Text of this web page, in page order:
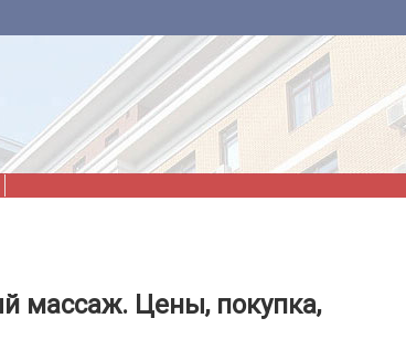
массаж. Цены, покупка,